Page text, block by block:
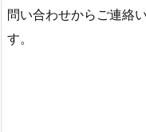
問い合わせからご連絡
す。